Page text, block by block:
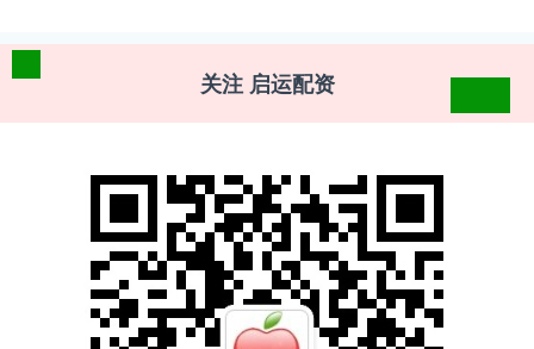
关注 启运配资